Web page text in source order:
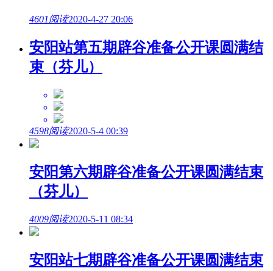
4601阅读2020-4-27 20:06
安阳站第五期辟谷准备公开课圆满结
束（芬儿）
4598阅读2020-5-4 00:39
安阳第六期辟谷准备公开课圆满结束
（芬儿）
4009阅读2020-5-11 08:34
安阳站七期辟谷准备公开课圆满结束